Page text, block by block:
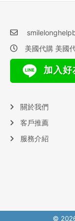
美國代購 美國
加入好
關於我們
客戶推薦
服務介紹
©